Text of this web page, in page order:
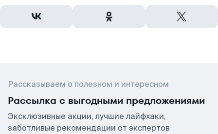
Рассказываем о полезном и интересном
Рассылка с выгодными предложениями
Эксклюзивные акции, лучшие лайфхаки,
заботливые рекомендации от экспертов